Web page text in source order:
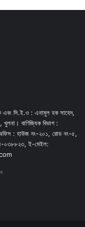
এবং সি.ই.ও : এনামুল হক সাহেদ,
খুলনা। বাণিজ্যিক বিভাগ :
: হাউজ নং-২০১, রোড নং-৫,
০৩৮৮২৩, ই-মেইল: